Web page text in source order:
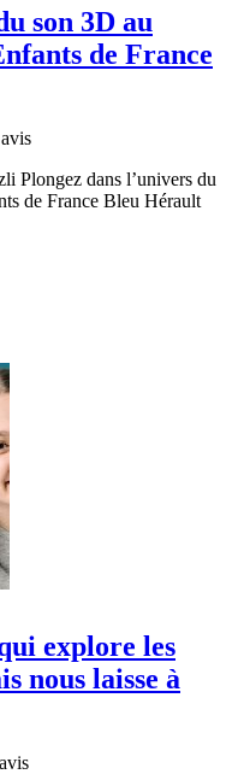
son 3D au
de France
avis
Plongez dans l’univers du
de France Bleu Hérault
explore les
nous laisse à
avis